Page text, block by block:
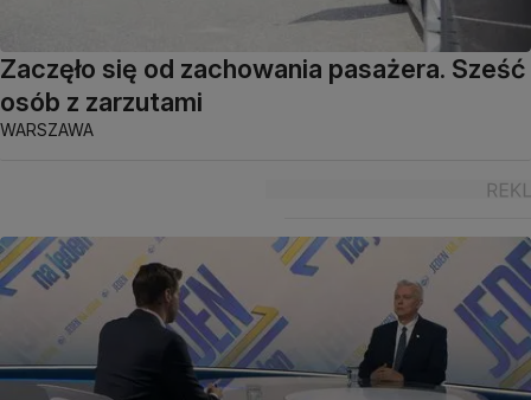
Zaczęło się od zachowania pasażera. Sześć
osób z zarzutami
WARSZAWA